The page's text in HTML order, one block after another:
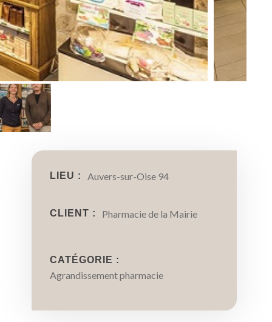
LIEU : Auvers-sur-Oise 94
CLIENT : Pharmacie de la Mairie
CATÉGORIE :
Agrandissement pharmacie